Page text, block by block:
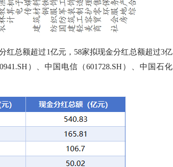
红总额超过1亿元，58家拟现金分红总额超过3亿
）、中国电信（601728.SH）、中国石化